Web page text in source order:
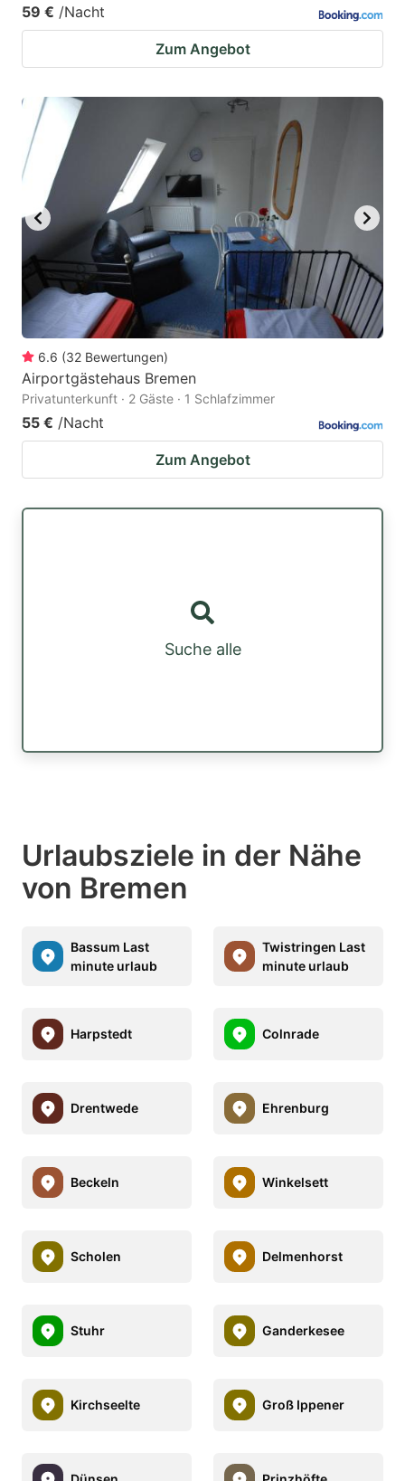
59 € /Nacht
Zum Angebot
6.6 (32 Bewertungen)
Airportgästehaus Bremen
Privatunterkunft · 2 Gäste · 1 Schlafzimmer
55 € /Nacht
Zum Angebot
Suche alle
Urlaubsziele in der Nähe
von Bremen
Bassum Last
minute urlaub
Twistringen Last
minute urlaub
Harpstedt Colnrade
Drentwede Ehrenburg
Beckeln Winkelsett
Scholen Delmenhorst
Stuhr Ganderkesee
Kirchseelte Groß Ippener